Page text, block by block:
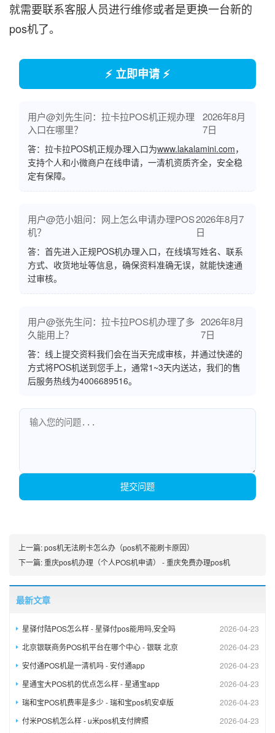
就需要联系客服人员进行维修或者是更换一台新的
pos机了。
⚡ 立即申请 ⚡
用户@刘先生问：拉卡拉POS机正规办理
入口在哪里？
2026年8月
7日
答：拉卡拉POS机正规办理入口为www.lakalamini.com，
支持个人和小微商户在线申请，一清机资质齐全，安全稳
定有保障。
用户@范小姐问：网上怎么申请办理POS
机？
2026年8月7
日
答：首先进入正规POS机办理入口，在线填写姓名、联系
方式、收货地址等信息，确保资料准确无误，就能快速通
过审核。
用户@张先生问：拉卡拉POS机办理了多
久能用上？
2026年8月
7日
答：线上提交资料我们会在当天完成审核，并通过快递的
方式将POS机送到您手上，通常1~3天内送达，我们的售
后服务热线为4006689516。
提交问题
上一篇:pos机无法刷卡怎么办（pos机不能刷卡原因）
下一篇:重庆pos机办理（个人POS机申请） - 重庆免费办理pos机
最新文章
2026-04-23
星驿付陆POS怎么样 - 星驿付pos能用吗,安全吗
2026-04-23
北京银联商务POS机平台在哪个中心 - 银联 北京
2026-04-23
安付通POS机是一清机吗 - 安付通app
2026-04-23
星通宝大POS机的优点怎么样 - 星通宝app
2026-04-23
瑞和宝POS机费率是多少 - 瑞和宝pos机安卓版
2026-04-23
付米POS机怎么样 - u米pos机支付牌照